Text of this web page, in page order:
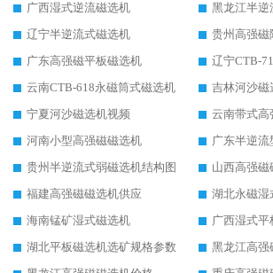
广西湿式逆流磁选机
黑龙江半逆
辽宁半逆流式磁选机
贵州高强磁
广东高强磁平板磁选机
云南CTB-618永磁筒式磁选机
吉林河沙磁
宁夏河沙磁选机视频
云南带式高
河南小型高强磁磁选机
广东半逆
贵州半逆流式弱磁选机结构图
山西高强磁
福建高强磁磁选机供应
湖北永磁湿
海南锰矿湿式磁选机
广西湿式平
湖北平板磁选机选矿规格参数
黑龙江高强